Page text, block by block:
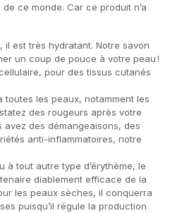
ce monde. Car ce produit n’a
il est très hydratant. Notre savon
un coup de pouce à votre peau !
pour des tissus cutanés
toutes les peaux, notamment les
des rougeurs après votre
avez des démangeaisons, des
anti-inflammatoires, notre
à tout autre type d’érythème, le
diablement efficace de la
les peaux sèches, il conquerra
puisqu’il régule la production